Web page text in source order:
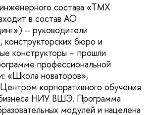
состава «ТМХ
в состав АО
– руководители
конструкторских бюро и
конструкторы – прошли
профессиональной
«Школа новаторов»,
корпоративного обучения
НИУ ВШЭ. Программа
модулей и нацелена